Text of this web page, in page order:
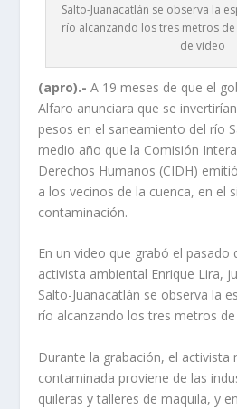
Salto-Juanacatlán se observa la
río alcanzando los tres metros
de video
(apro).- A 19 meses de que el
Alfaro anunciara que se
pesos en el saneamiento del río
medio año que la Comisión
Derechos Humanos (CIDH)
a los vecinos de la cuenca, en el
conta­minación.
En un video que grabó el
activista ambiental Enri­que Lira,
Salto-Juanacatlán se observa la
río alcanzando los tres metros
Durante la grabación, el activista
contaminada proviene de las
quileras y talleres de maqui­la, y